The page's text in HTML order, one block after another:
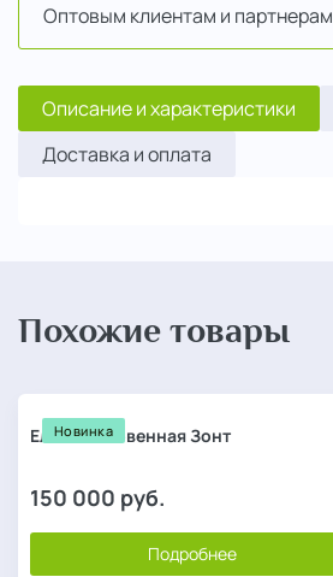
Оптовым клиентам и партнерам
Описание и характеристики
Доставка и оплата
Похожие товары
Новинка
Ель обыкновенная Зонт
150 000 руб.
Подробнее